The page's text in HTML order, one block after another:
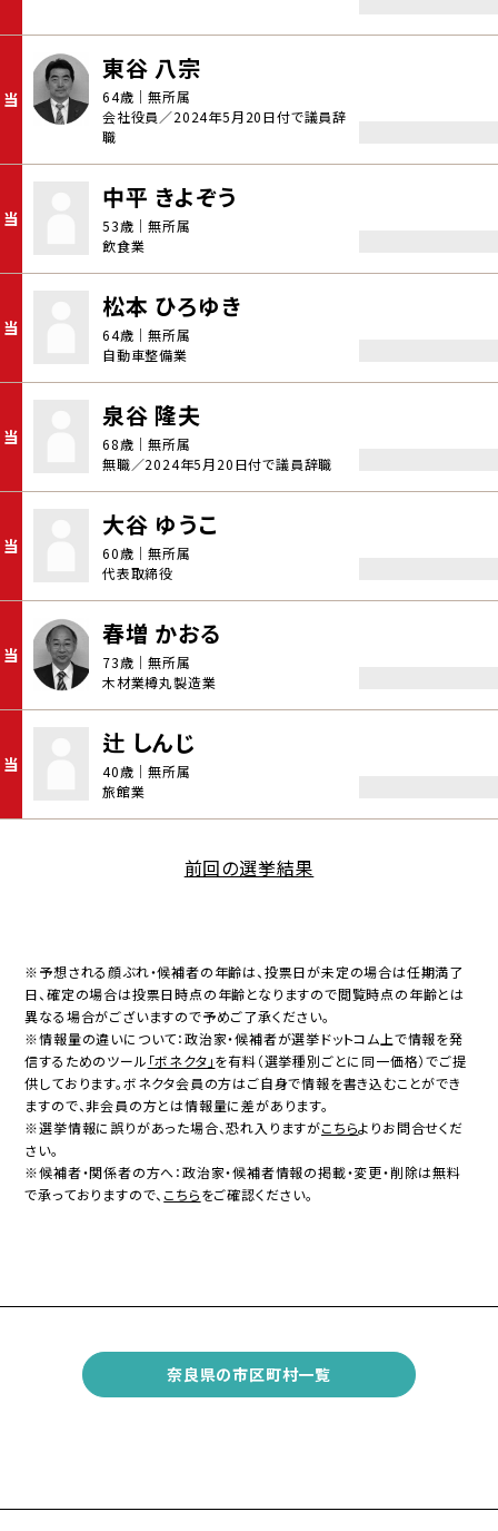
当
東谷 八宗
64歳｜無所属
会社役員／2024年5月20日付で議員辞
職
当
中平 きよぞう
53歳｜無所属
飲食業
当
松本 ひろゆき
64歳｜無所属
自動車整備業
当
泉谷 隆夫
68歳｜無所属
無職／2024年5月20日付で議員辞職
当
大谷 ゆうこ
60歳｜無所属
代表取締役
当
春増 かおる
73歳｜無所属
木材業樽丸製造業
当
辻 しんじ
40歳｜無所属
旅館業
前回の選挙結果
※予想される顔ぶれ・候補者の年齢は、投票日が未定の場合は任期満了
日、確定の場合は投票日時点の年齢となりますので閲覧時点の年齢とは
異なる場合がございますので予めご了承ください。
※情報量の違いについて：政治家・候補者が選挙ドットコム上で情報を発
信するためのツール 「ボネクタ」を有料（選挙種別ごとに同一価格）でご提
供しております。ボネクタ会員の方はご自身で情報を書き込むことができ
ますので、非会員の方とは情報量に差があります。
※選挙情報に誤りがあった場合、恐れ入りますがこちらよりお問合せくだ
さい。
※候補者・関係者の方へ：政治家・候補者情報の掲載・変更・削除は無料
で承っておりますので、 こちらをご確認ください。
奈良県の市区町村一覧